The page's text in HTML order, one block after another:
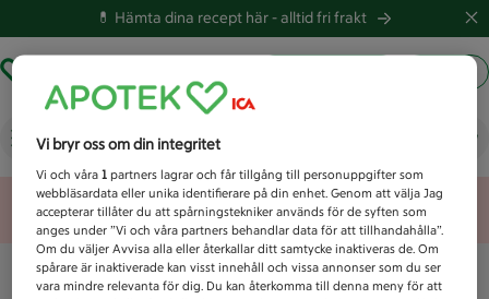
💊 Hämta dina recept här -alltid fri frakt
Vad letar du efter idag?
Unknown error
Vi bryr oss om din integritet
Vi och våra1 partners lagrar och får tillgång till personuppgifter som
webbläsardata eller unika identifierare på din enhet. Genom att välja Jag
accepterar tillåter du att spårningstekniker används för de syften som
anges under ”Vi och våra partners behandlar data för att tillhandahålla”.
Om du väljer Avvisa alla eller återkallar ditt samtycke inaktiveras de. Om
spårare är inaktiverade kan visst innehåll och vissa annonser som du ser
vara mindre relevanta för dig. Du kan återkomma till denna meny för att